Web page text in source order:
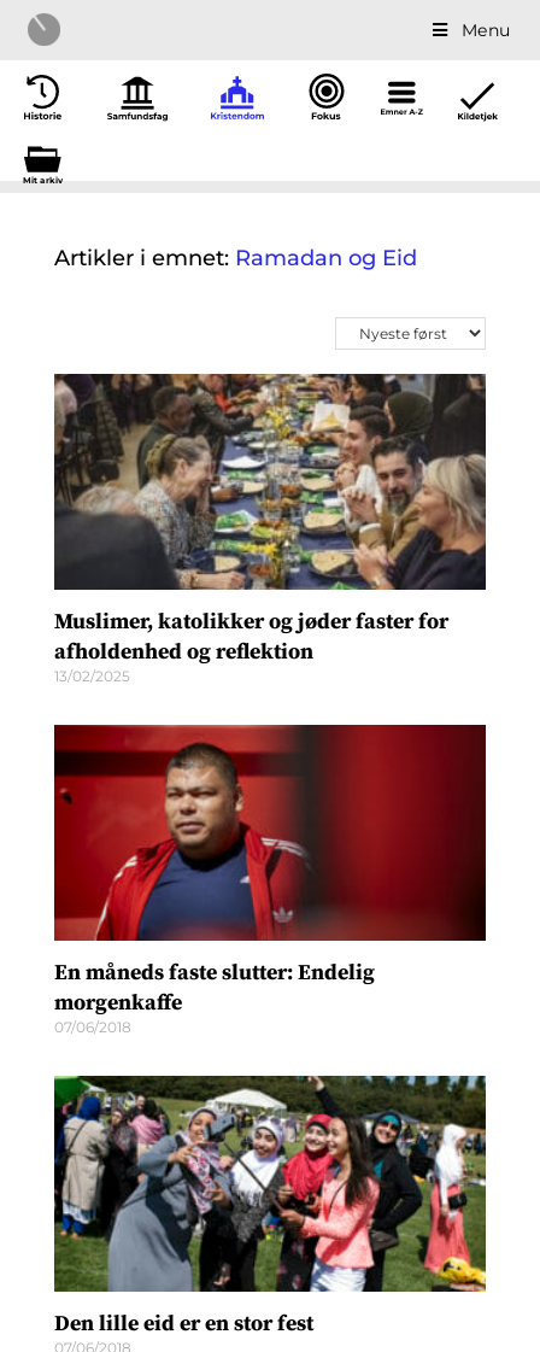
Menu
Mit arkiv
Artikler i emnet: Ramadan og Eid
Muslimer, katolikker og jøder faster for
afholdenhed og reflektion
13/02/2025
En måneds faste slutter: Endelig
morgenkaffe
07/06/2018
Den lille eid er en stor fest
07/06/2018